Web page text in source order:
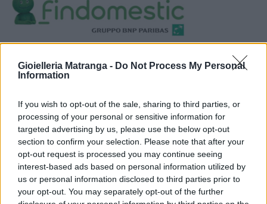
Gioielleria Matranga - Do Not Process My Personal
Information
If you wish to opt-out of the sale, sharing to third parties, or
processing of your personal or sensitive information for
targeted advertising by us, please use the below opt-out
section to confirm your selection. Please note that after your
opt-out request is processed you may continue seeing
interest-based ads based on personal information utilized by
us or personal information disclosed to third parties prior to
your opt-out. You may separately opt-out of the further
Politiche dei prezzi online
iRef:123
Google
4.8
Basato su 408 reviews